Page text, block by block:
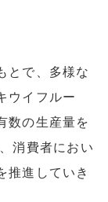
とで、多様な
ウイフルー
数の生産量を
消費者におい
推進していき